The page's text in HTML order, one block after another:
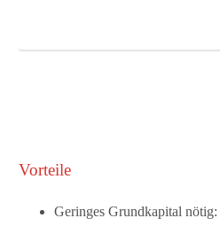
Vorteile
Geringes Grundkapital nötig: